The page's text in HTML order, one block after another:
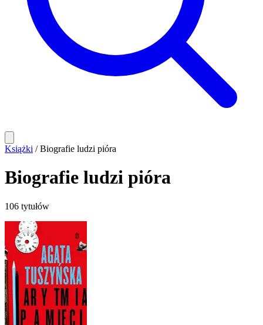
Książki / Biografie ludzi pióra
Biografie ludzi pióra
106 tytułów